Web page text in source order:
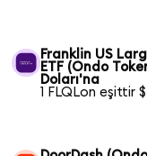
Franklin US
ETF (Ondo
Doları'na
1 FLQLon eşittir